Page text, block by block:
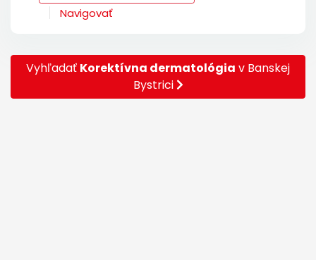
Navigovať
Vyhľadať Korektívna dermatológia v Banskej
Bystrici